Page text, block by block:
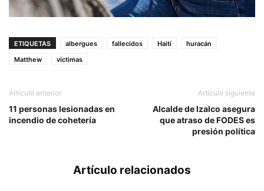
ETIQUETAS albergues fallecidos Haití
huracán
Matthew
víctimas
Artículo anterior
11 personas lesionadas en
incendio de cohetería
Artículo siguiente
Alcalde de Izalco asegura
que atraso de FODES es
presión política
Artículo relacionados